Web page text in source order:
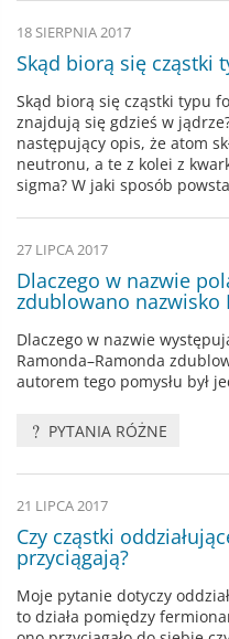
18 SIERPNIA 2017
Skąd biorą się cząstki
Skąd biorą się cząstki typu
znajdują się gdzieś w
następujący opis, że atom
neutronu, a te z kolei z
sigma? W jaki sposób
27 LIPCA 2017
Dlaczego w nazwie
zdublowano nazwisko
Dlaczego w nazwie
Ramonda–Ramonda
autorem tego pomysłu był
PYTANIA RÓŻNE
21 LIPCA 2017
Czy cząstki
przyciągają?
Moje pytanie dotyczy
to działa pomiędzy